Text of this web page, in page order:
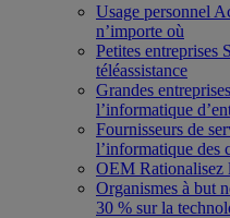
Usage personnel
n’importe où
Petites entreprises
téléassistance
Grandes entreprises
l’informatique
Fournisseurs de
l’informatique des
OEM Rationalisez
Organismes à but
30 % sur la